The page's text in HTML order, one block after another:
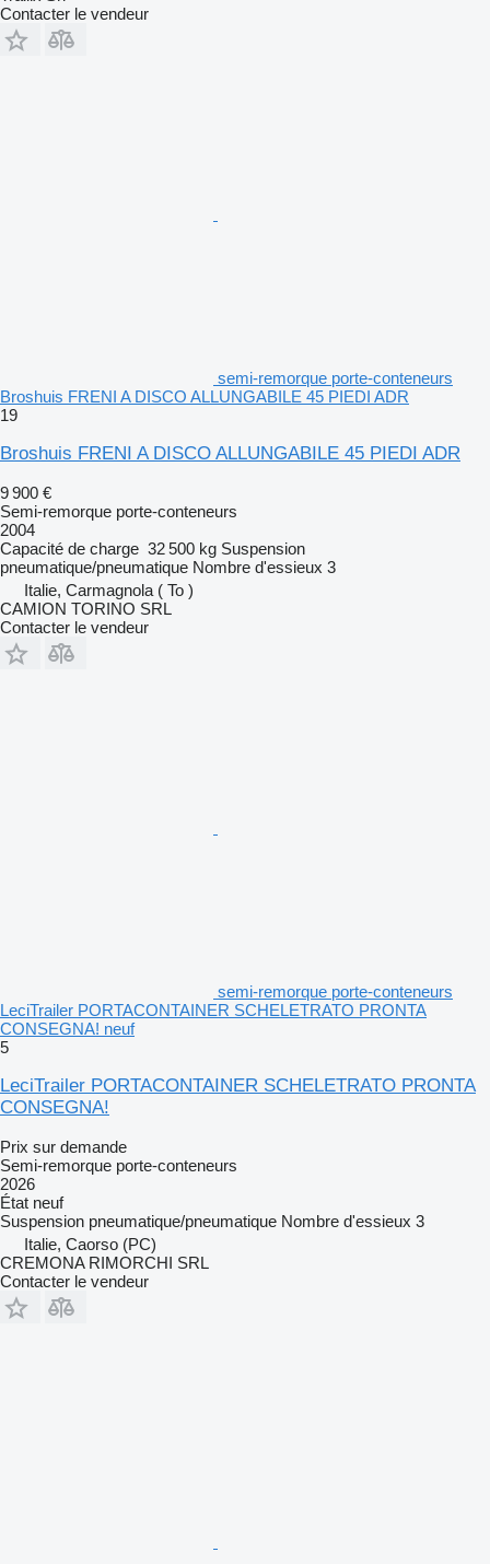
Contacter le vendeur
semi-remorque porte-conteneurs
Broshuis FRENI A DISCO ALLUNGABILE 45 PIEDI ADR
19
Broshuis FRENI A DISCO ALLUNGABILE 45 PIEDI ADR
9 900 €
Semi-remorque porte-conteneurs
2004
Capacité de charge 32 500 kg Suspension
pneumatique/pneumatique Nombre d'essieux 3
Italie, Carmagnola ( To )
CAMION TORINO SRL
Contacter le vendeur
semi-remorque porte-conteneurs
LeciTrailer PORTACONTAINER SCHELETRATO PRONTA
CONSEGNA! neuf
5
LeciTrailer PORTACONTAINER SCHELETRATO PRONTA
CONSEGNA!
Prix sur demande
Semi-remorque porte-conteneurs
2026
État neuf
Suspension pneumatique/pneumatique Nombre d'essieux 3
Italie, Caorso (PC)
CREMONA RIMORCHI SRL
Contacter le vendeur